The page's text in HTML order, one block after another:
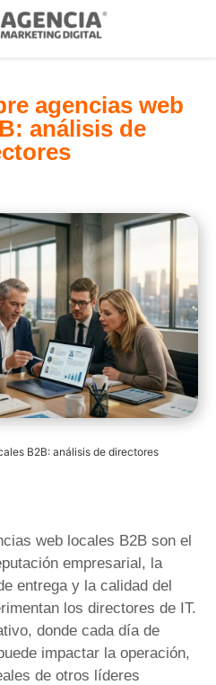
agencias web
análisis de
B2B: análisis de directores
web locales B2B son el
empresarial, la
entrega y la calidad del
los directores de IT.
donde cada día de
impactar la operación,
de otros líderes